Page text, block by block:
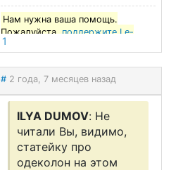
Нам нужна ваша помощь.
Пожалуйста,поддержите Le-
francais.ru
1
# 2 года, 7 месяцев назад
ILYA DUMOV: Не
читали Вы, видимо,
статейку про
одеколон на этом